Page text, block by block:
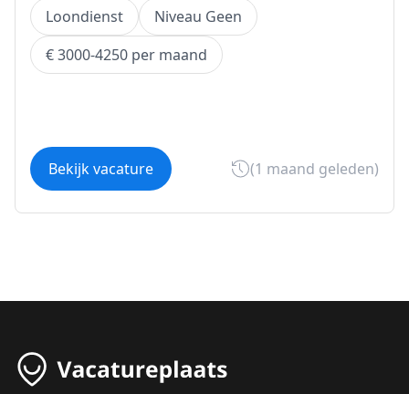
Loondienst
Niveau Geen
€ 3000-4250 per maand
Bekijk vacature (1 maand geleden)